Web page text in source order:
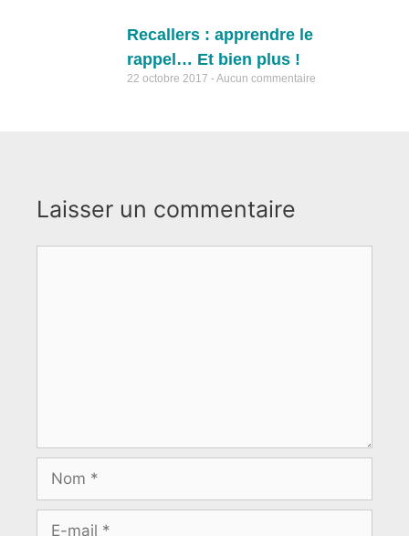
Recallers : apprendre le
rappel… Et bien plus !
22 octobre 2017 Aucun commentaire
Laisser un commentaire